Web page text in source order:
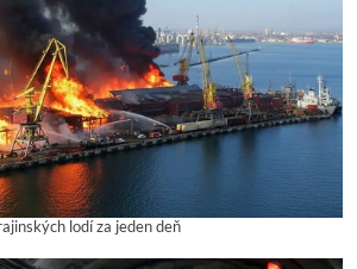
lodí za jeden deň